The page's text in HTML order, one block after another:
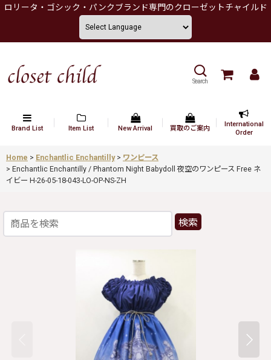
ロリータ・ゴシック・パンクブランド専門のクローゼットチャイルド
Search
Brand List Item List New Arrival 買取のご案内
International
Order
Home > Enchantlic Enchantilly > ワンピース
> Enchantlic Enchantilly / Phantom Night Babydoll 夜空のワンピース Free ネ
イビー H-26-05-18-043-LO-OP-NS-ZH
検索